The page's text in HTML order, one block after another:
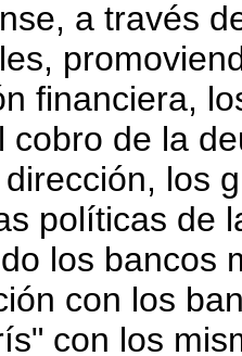
a través
financiera,
cobro de la
los
políticas de
los bancos
con los
con los